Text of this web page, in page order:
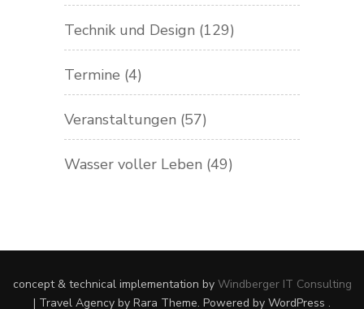
Technik und Design (129)
Termine (4)
Veranstaltungen (57)
Wasser voller Leben (49)
concept & technical implementation by Windberger IT Consulting
| Travel Agency by Rara Theme. Powered by WordPress .